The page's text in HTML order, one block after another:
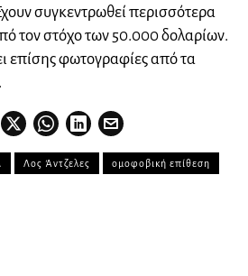
συγκεντρωθεί περισσότερα
τον στόχο των 50.000 δολαρίων.
επίσης φωτογραφίες από τα
Λος Άντζελες ομοφοβική επίθεση